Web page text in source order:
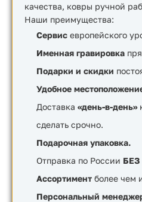
качества, ковры ручной
Наши преимущества:
Сервис европейского
Именная гравировка
Подарки и скидки
Удобное
Доставка «день-в-день»
сделать срочно.
Подарочная упаковка.
Отправка по России
Ассортимент более чем
Персональный